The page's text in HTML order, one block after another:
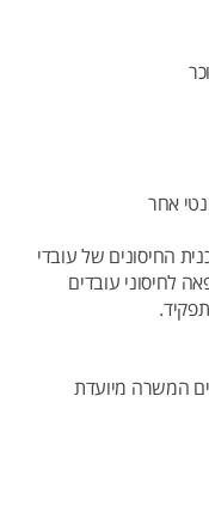
אחר
החיסונים של עובדי
לחיסוני עובדים
המשרה מיועדת